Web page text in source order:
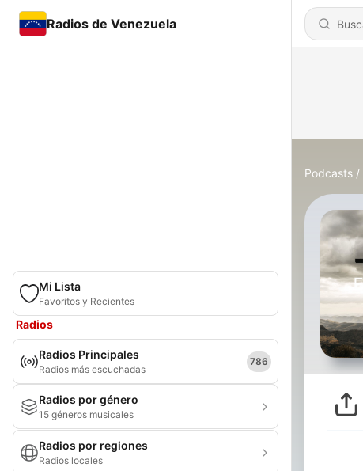
Radios de Venezuela
Mi Lista
Favoritos y Recientes
Radios
Radios Principales
Radios más escuchadas
786
Radios por género
15 géneros musicales
Radios por regiones
Radios locales
Podcasts